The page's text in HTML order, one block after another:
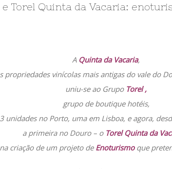
Torel Quinta da Vacaria:
A Quinta da Vacaria,
propriedades vinícolas mais antigas do vale do
uniu-se ao Grupo Torel ,
grupo de boutique hotéis,
unidades no Porto, uma em Lisboa, e agora,
a primeira no Douro – o Torel Quinta da
criação de um projeto deEnoturismoque